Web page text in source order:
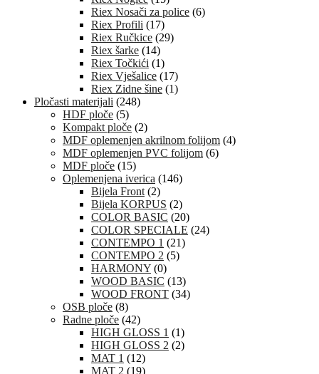
Riex Nosači za police (6)
Riex Profili (17)
Riex Ručkice (29)
Riex šarke (14)
Riex Točkići (1)
Riex Vješalice (17)
Riex Zidne šine (1)
Pločasti materijali (248)
HDF ploče (5)
Kompakt ploče (2)
MDF oplemenjen akrilnom folijom (4)
MDF oplemenjen PVC folijom (6)
MDF ploče (15)
Oplemenjena iverica (146)
Bijela Front (2)
Bijela KORPUS (2)
COLOR BASIC (20)
COLOR SPECIALE (24)
CONTEMPO 1 (21)
CONTEMPO 2 (5)
HARMONY (0)
WOOD BASIC (13)
WOOD FRONT (34)
OSB ploče (8)
Radne ploče (42)
HIGH GLOSS 1 (1)
HIGH GLOSS 2 (2)
MAT 1 (12)
MAT 2 (19)